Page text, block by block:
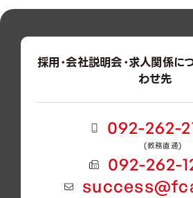
採用・会社説明会・求人関係に
わせ先
092-262-
(教務直通)
092-262-